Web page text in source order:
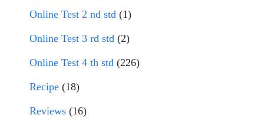
Online Test 2 nd std (1)
Online Test 3 rd std (2)
Online Test 4 th std (226)
Recipe (18)
Reviews (16)